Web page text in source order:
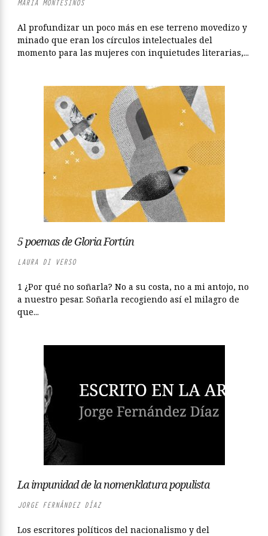
MARÍA MONTESINOS
Al profundizar un poco más en ese terreno movedizo y
minado que eran los círculos intelectuales del
momento para las mujeres con inquietudes literarias,...
5 poemas de Gloria Fortún
LAURA DI VERSO
1 ¿Por qué no soñarla? No a su costa, no a mi antojo, no
a nuestro pesar. Soñarla recogiendo así el milagro de
que...
La impunidad de la nomenklatura populista
JORGE FERNÁNDEZ DÍAZ
Los escritores políticos del nacionalismo y del